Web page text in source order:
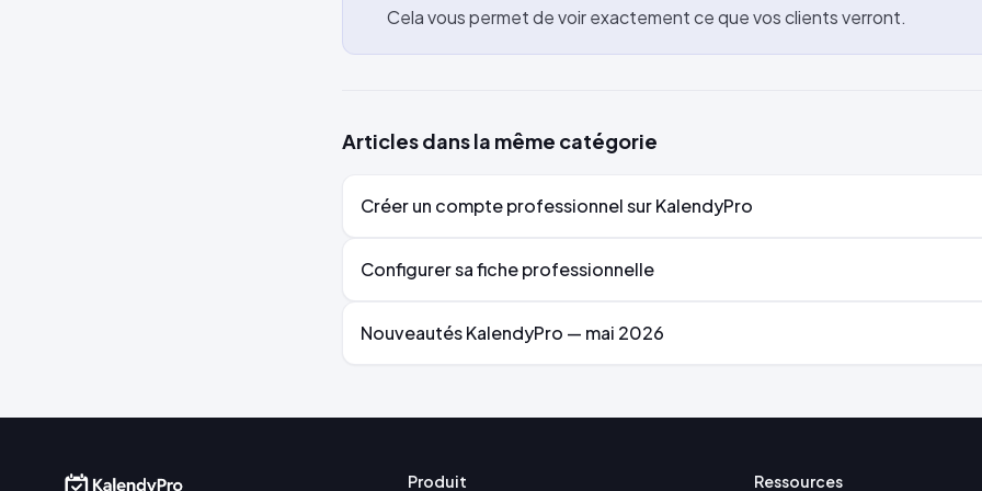
Cela vous permet de voir exactement ce que vos clients verront.
Articles dans la même catégorie
Créer un compte professionnel sur KalendyPro
Configurer sa fiche professionnelle
Nouveautés KalendyPro — mai 2026
Produit Ressources